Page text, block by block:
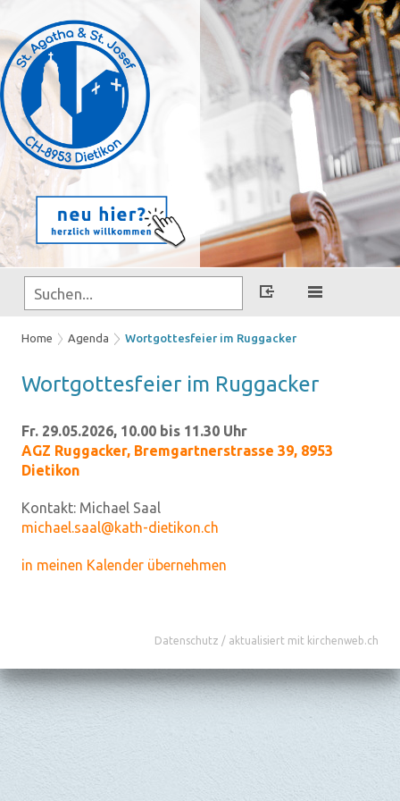
Home Agenda Wortgottesfeier im Ruggacker
Wort­got­tes­fei­er im Rug­ga­cker
Fr. 29.05.2026, 10.00 bis 11.30 Uhr
AGZ Ruggacker, Bremgartnerstrasse 39, 8953
Dietikon
Kontakt: Michael Saal
michael.saal@kath-dietikon.ch
in meinen Kalender übernehmen
Datenschutz / aktualisiert mit kirchenweb.ch